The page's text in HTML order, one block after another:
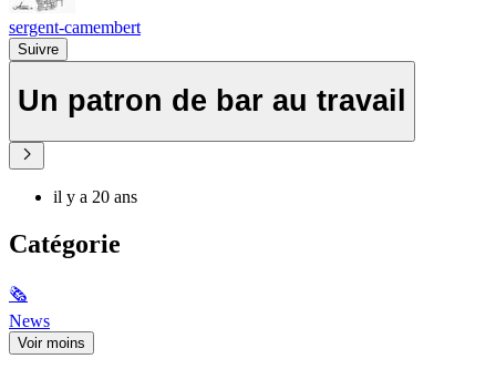
sergent-camembert
Suivre
Un patron de bar au travail
il y a 20 ans
Catégorie
🗞
News
Voir moins